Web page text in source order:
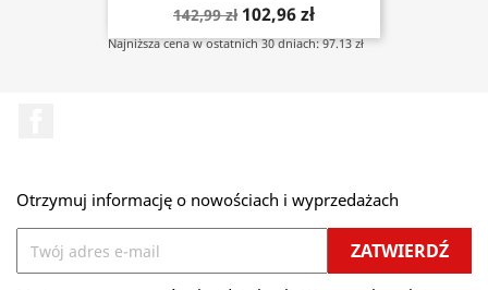
142,99 zł 102,96 zł
Najniższa cena w ostatnich 30 dniach: 97.13 zł
Otrzymuj informację o nowościach i wyprzedażach